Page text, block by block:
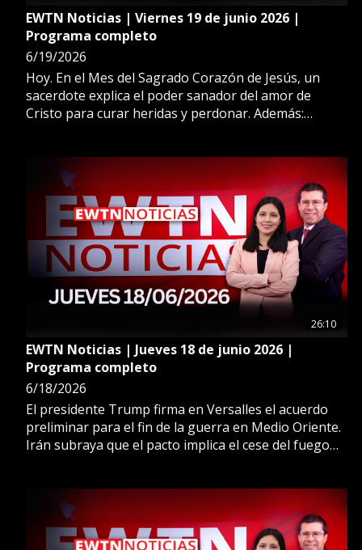
EWTN Noticias | Viernes 19 de junio 2026 |
Programa completo
6/19/2026
Hoy. En el Mes del Sagrado Corazón de Jesús, un
sacerdote explica el poder sanador del amor de
Cristo para curar heridas y perdonar. Además:
iniciar una nueva era de paz en el Medio Oriente. Un
experto en geopolítica nos da su punto de vista. Más
en EWTN Noticias.
26:10
EWTN Noticias | Jueves 18 de junio 2026 |
Programa completo
6/18/2026
El presidente Trump firma en Versalles el acuerdo
preliminar para el fin de la guerra en Medio Oriente.
Irán subraya que el pacto implica el cese del fuego
su país en noviembre.